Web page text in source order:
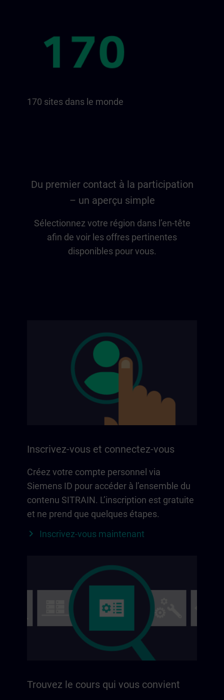
170 sites dans le monde
Du premier contact à la participation
– un aperçu simple
Sélectionnez votre région dans l’en-tête
afin de voir les offres pertinentes
disponibles pour vous.
Inscrivez-vous et connectez-vous
Créez votre compte personnel via
Siemens ID pour accéder à l’ensemble du
contenu SITRAIN. L’inscription est gratuite
et ne prend que quelques étapes.
Inscrivez-vous maintenant
Trouvez le cours qui vous convient